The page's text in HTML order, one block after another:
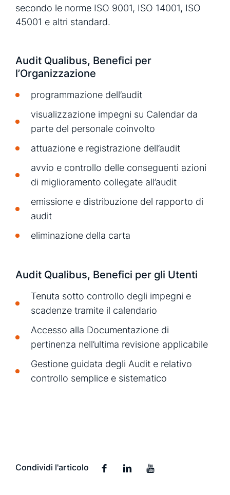
secondo le norme ISO 9001, ISO 14001, ISO
45001 e altri standard.
Audit Qualibus, Benefici per
l’Organizzazione
programmazione dell’audit
visualizzazione impegni su Calendar da
parte del personale coinvolto
attuazione e registrazione dell’audit
avvio e controllo delle conseguenti azioni
di miglioramento collegate all’audit
emissione e distribuzione del rapporto di
audit
eliminazione della carta
Audit Qualibus, Benefici per gli Utenti
Tenuta sotto controllo degli impegni e
scadenze tramite il calendario
Accesso alla Documentazione di
pertinenza nell’ultima revisione applicabile
Gestione guidata degli Audit e relativo
controllo semplice e sistematico
Condividi l'articolo